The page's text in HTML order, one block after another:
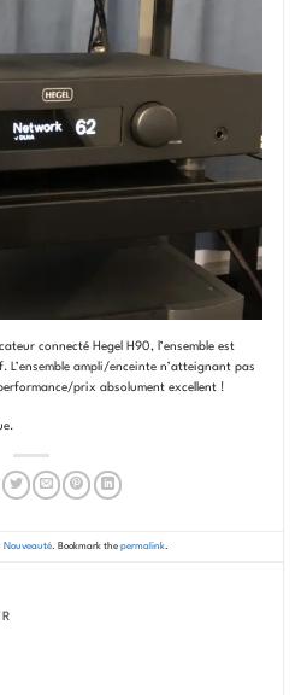
connecté Hegel H90, l’ensemble est
ampli/enceinte n’atteignant pas
prix absolument excellent !
Nouveauté. Bookmark the permalink.